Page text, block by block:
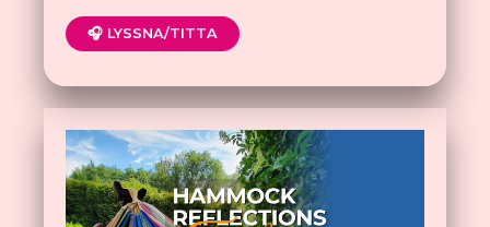
🎧 LYSSNA/TITTA